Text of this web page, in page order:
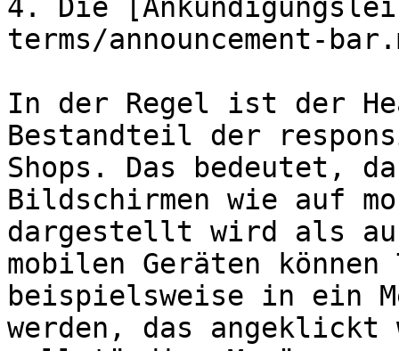
4. Die
terms/announcement-
In der Regel ist der
Bestandteil der
Shops. Das bedeutet,
Bildschirmen wie auf
dargestellt wird als auf
mobilen Geräten
beispielsweise in ein
werden, das angeklickt